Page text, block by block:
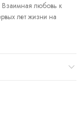
любовь к
лет жизни на